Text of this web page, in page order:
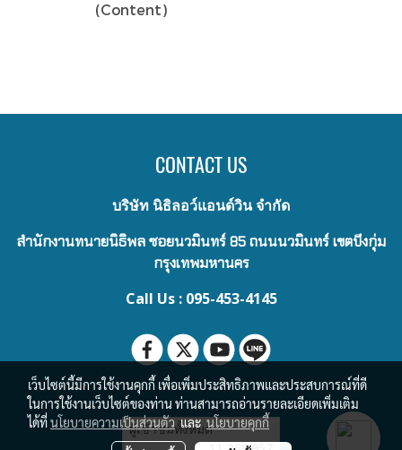
(Content)
CONTACT US
บริษัท นิธิลอว์แอนด์วิน จำกัด
สำนักงานทนายนิธิพล ซอยนวมินทร์ 85 ถนนนวมินทร์ เขตบึงกุ่ม
กรุงเทพมหานคร
Call Us : 095-453-4145
ผู้เข้าชมทั้งหมด
เว็บไซต์นี้มีการใช้งานคุกกี้ เพื่อเพิ่มประสิทธิภาพและประสบการณ์ที่ดี
ในการใช้งานเว็บไซต์ของท่าน ท่านสามารถอ่านรายละเอียดเพิ่มเติม
ได้ที่นโยบายความเป็นส่วนตัวและนโยบายคุกกี้